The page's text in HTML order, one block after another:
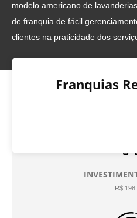
modelo americano de
de franquia de fácil
clientes na praticidade dos
Franquias
R$